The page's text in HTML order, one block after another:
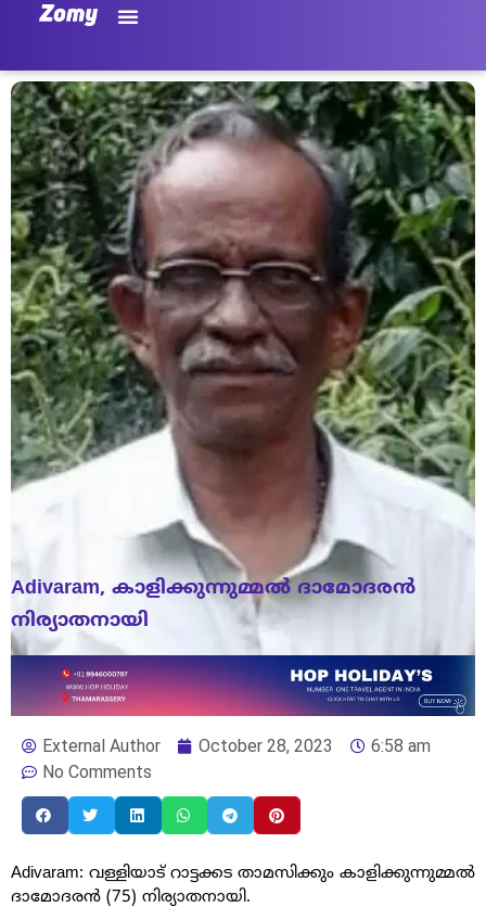
Adivaram, കാളിക്കുന്നുമ്മൽ ദാമോദരൻ
നിര്യാതനായി
External Author October 28, 2023
6:58 am
No Comments
Adivaram: വള്ളിയാട് റാട്ടക്കട താമസിക്കും കാളിക്കുന്നുമ്മൽ
ദാമോദരൻ (75) നിര്യാതനായി.